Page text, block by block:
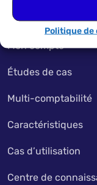
Politique
Tarification
Mon compte
Études de cas
Multi-comptabilité
Caractéristiques
Cas d’utilisation
Centre de